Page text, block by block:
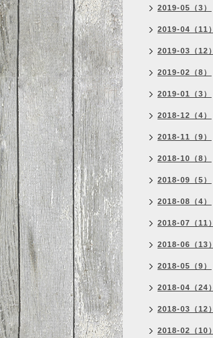
2019-05（3）
2019-04（11）
2019-03（12）
2019-02（8）
2019-01（3）
2018-12（4）
2018-11（9）
2018-10（8）
2018-09（5）
2018-08（4）
2018-07（11）
2018-06（13）
2018-05（9）
2018-04（24）
2018-03（12）
2018-02（10）